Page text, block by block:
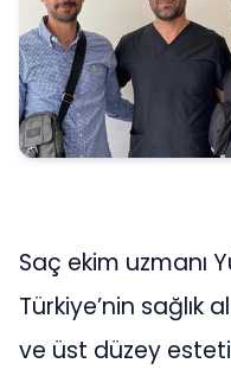
Saç ekim uzmanı
Türkiye’nin sağlık
ve üst düzey